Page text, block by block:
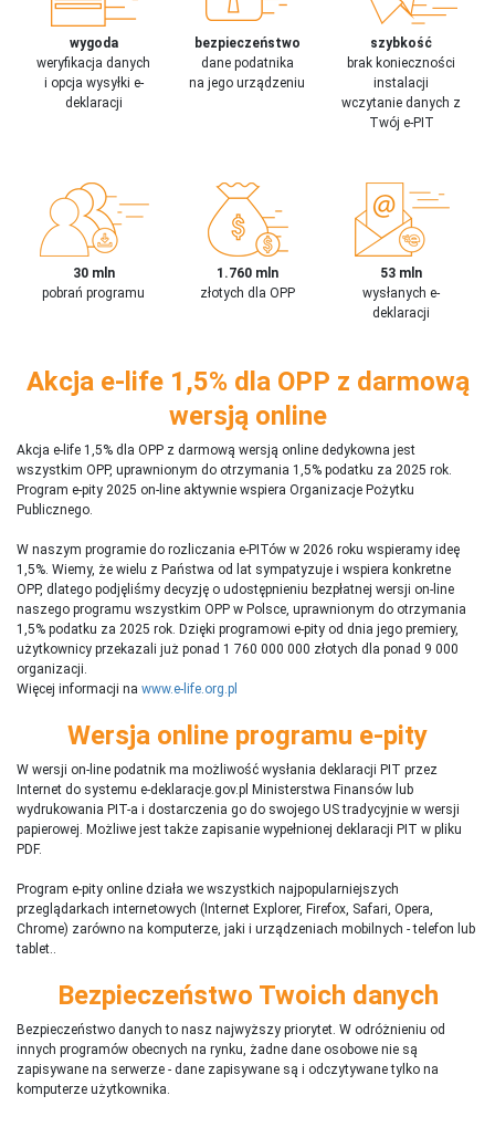
wygoda
weryfikacja danych
i opcja wysyłki e-
deklaracji
bezpieczeństwo
dane podatnika
na jego urządzeniu
szybkość
brak konieczności
instalacji
wczytanie danych z
Twój e-PIT
30 mln
pobrań programu
1.760 mln
złotych dla OPP
53 mln
wysłanych e-
deklaracji
Akcja e-life 1,5% dla OPP z darmową
wersją online
Akcja e-life 1,5% dla OPP z darmową wersją online dedykowna jest
wszystkim OPP, uprawnionym do otrzymania 1,5% podatku za 2025 rok.
Program e-pity 2025 on-line aktywnie wspiera Organizacje Pożytku
Publicznego.
W naszym programie do rozliczania e-PITów w 2026 roku wspieramy ideę
1,5%. Wiemy, że wielu z Państwa od lat sympatyzuje i wspiera konkretne
OPP, dlatego podjęliśmy decyzję o udostępnieniu bezpłatnej wersji on-line
naszego programu wszystkim OPP w Polsce, uprawnionym do otrzymania
1,5% podatku za 2025 rok. Dzięki programowi e-pity od dnia jego premiery,
użytkownicy przekazali już ponad 1 760 000 000 złotych dla ponad 9 000
organizacji.
Więcej informacji na www.e-life.org.pl
Wersja online programu e-pity
W wersji on-line podatnik ma możliwość wysłania deklaracji PIT przez
Internet do systemu e-deklaracje.gov.pl Ministerstwa Finansów lub
wydrukowania PIT-a i dostarczenia go do swojego US tradycyjnie w wersji
papierowej. Możliwe jest także zapisanie wypełnionej deklaracji PIT w pliku
PDF.
Program e-pity online działa we wszystkich najpopularniejszych
przeglądarkach internetowych (Internet Explorer, Firefox, Safari, Opera,
Chrome) zarówno na komputerze, jaki i urządzeniach mobilnych - telefon lub
tablet..
Bezpieczeństwo Twoich danych
Bezpieczeństwo danych to nasz najwyższy priorytet. W odróżnieniu od
innych programów obecnych na rynku, żadne dane osobowe nie są
zapisywane na serwerze - dane zapisywane są i odczytywane tylko na
komputerze użytkownika.